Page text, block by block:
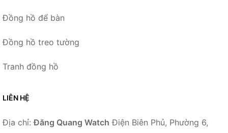
Đồng hồ để bàn
Đồng hồ treo tường
Tranh đồng hồ
LIÊN HỆ
Địa chỉ:Đăng Quang Watch Điện Biên Phủ, Phường 6,